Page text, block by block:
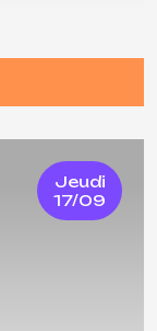
Jeudi
17/09